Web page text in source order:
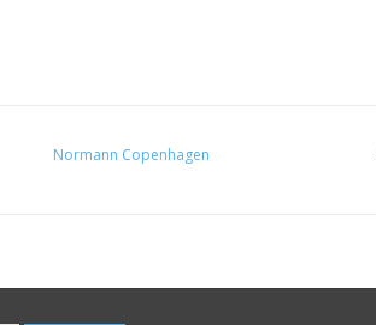
Normann Copenhagen